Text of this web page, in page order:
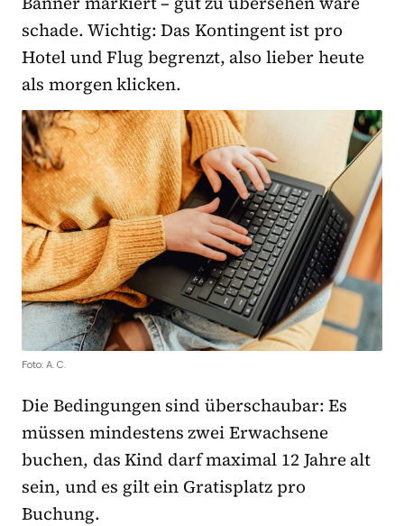
schade. Wichtig: Das Kontingent ist pro
Hotel und Flug begrenzt, also lieber heute
als morgen klicken.
Foto: A. C.
Die Bedingungen sind überschaubar: Es
müssen mindestens zwei Erwachsene
buchen, das Kind darf maximal 12 Jahre alt
sein, und es gilt ein Gratisplatz pro
Buchung.